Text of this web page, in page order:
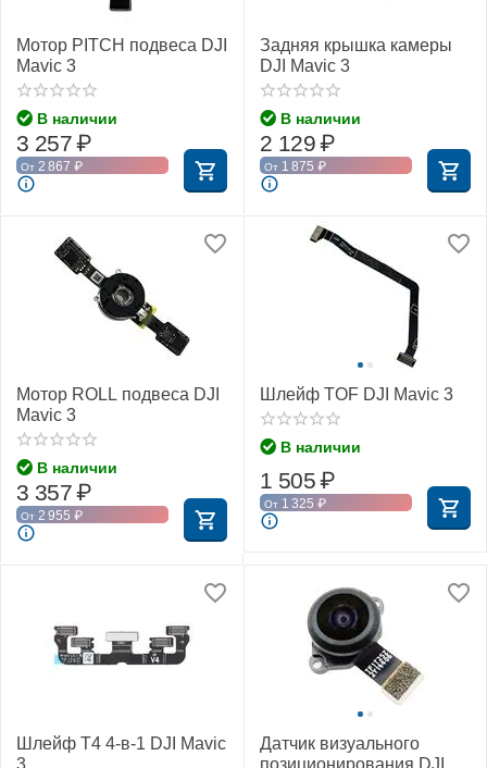
Мотор PITCH подвеса DJI
Mavic 3
В наличии
3 257₽
От 2 867 ₽
Задняя крышка камеры
DJI Mavic 3
В наличии
2 129₽
От 1 875 ₽
Мотор ROLL подвеса DJI
Mavic 3
В наличии
3 357₽
От 2 955 ₽
Шлейф TOF DJI Mavic 3
В наличии
1 505₽
От 1 325 ₽
Шлейф T4 4-в-1 DJI Mavic
3
Датчик визуального
позиционирования DJI